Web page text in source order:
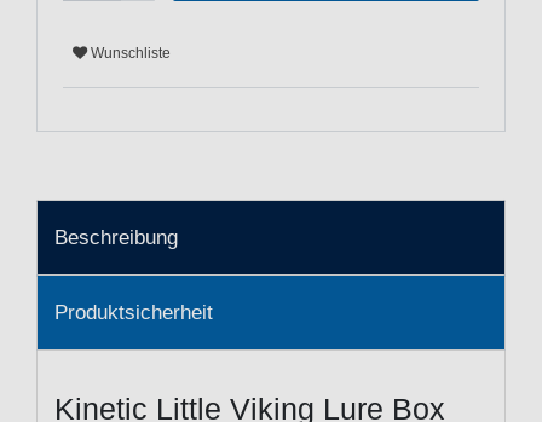
Wunschliste
Beschreibung
Produktsicherheit
Kinetic Little Viking Lure Box